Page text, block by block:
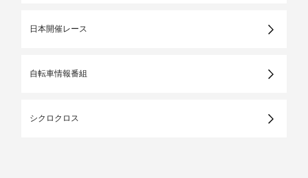
日本開催レース
自転車情報番組
シクロクロス